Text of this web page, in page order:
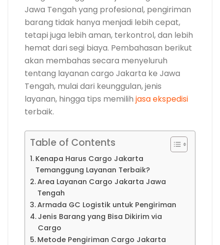
Jawa Tengah yang profesional, pengiriman
barang tidak hanya menjadi lebih cepat,
tetapi juga lebih aman, terkontrol, dan lebih
hemat dari segi biaya. Pembahasan berikut
akan membahas secara menyeluruh
tentang layanan cargo Jakarta ke Jawa
Tengah, mulai dari keunggulan, jenis
layanan, hingga tips memilih jasa ekspedisi
terbaik.
Table of Contents
Kenapa Harus Cargo Jakarta
Temanggung Layanan Terbaik?
Area Layanan Cargo Jakarta Jawa
Tengah
Armada GC Logistik untuk Pengiriman
Jenis Barang yang Bisa Dikirim via
Cargo
Metode Pengiriman Cargo Jakarta